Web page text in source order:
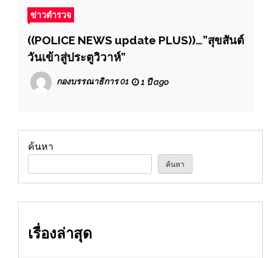
ข่าวตำรวจ
((POLICE NEWS update PLUS))…”สุขสันต์
วันเข้าสู่ประตูวิวาห์”
กองบรรณาธิการ 01 1 ปี ago
ค้นหา
ค้นหา
เรื่องล่าสุด